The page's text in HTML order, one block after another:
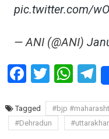
pic.twitter.com/
— ANI (@ANI)
Facebook
Twitter
Tagged
#bjp
#Dehradun